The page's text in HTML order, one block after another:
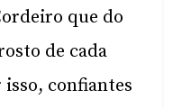
que do
de cada
confiantes